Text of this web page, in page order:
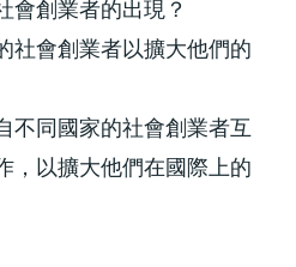
會創業者的出現？
社會創業者以擴大他們的
不同國家的社會創業者互
，以擴大他們在國際上的